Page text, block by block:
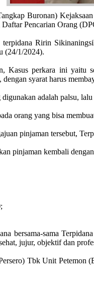
Buronan) Kejaksaan
Pencarian Orang
terpidana Ririn
(24/1/2024).
Kasus perkara ini
syarat harus
adalah palsu,
orang yang bisa
pinjaman tersebut,
pinjaman kembali
bersama-sama
jujur, objektif dan
Tbk Unit Petemon